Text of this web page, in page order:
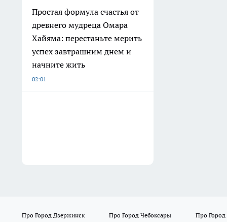
Простая формула счастья от
древнего мудреца Омара
Хайяма: перестаньте мерить
успех завтрашним днем и
начните жить
02:01
Про Город Дзержинск Про Город Чебоксары Про Город